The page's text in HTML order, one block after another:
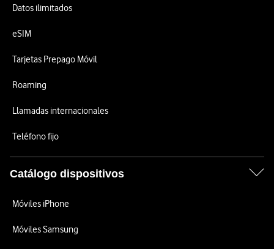
Datos ilimitados
eSIM
Tarjetas Prepago Móvil
Roaming
Llamadas internacionales
Teléfono fijo
Catálogo dispositivos
Móviles iPhone
Móviles Samsung